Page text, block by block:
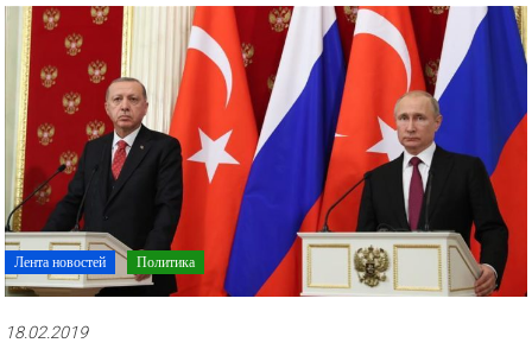
Лента новостей Политика
18.02.2019